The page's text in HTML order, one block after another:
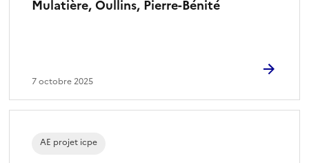
Mulatière, Oullins, Pierre-Bénité
7 octobre 2025
AE projet icpe